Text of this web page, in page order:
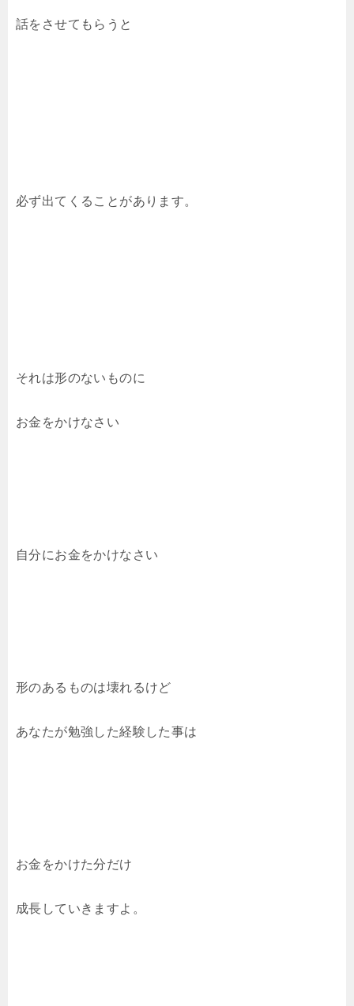
話をさせてもらうと
必ず出てくることがあります。
それは形のないものに
お金をかけなさい
自分にお金をかけなさい
形のあるものは壊れるけど
あなたが勉強した経験した事は
お金をかけた分だけ
成長していきますよ。